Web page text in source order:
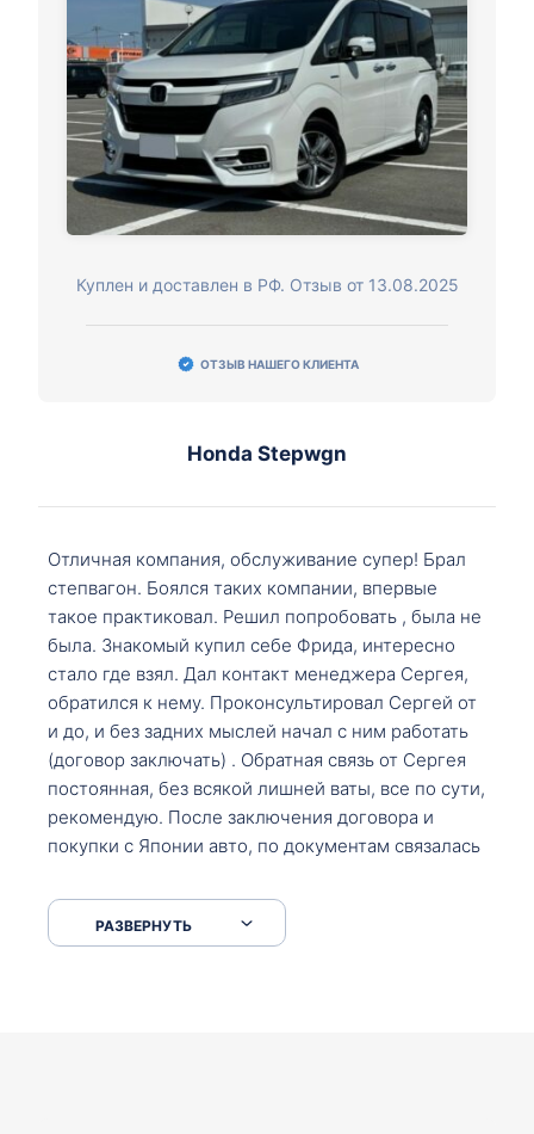
Куплен и доставлен в РФ. Отзыв от 13.08.2025
ОТЗЫВ НАШЕГО КЛИЕНТА
Honda Stepwgn
Отличная компания, обслуживание супер! Брал
степвагон. Боялся таких компании, впервые
такое практиковал. Решил попробовать , была не
была. Знакомый купил себе Фрида, интересно
стало где взял. Дал контакт менеджера Сергея,
обратился к нему. Проконсультировал Сергей от
и до, и без задних мыслей начал с ним работать
(договор заключать) . Обратная связь от Сергея
постоянная, без всякой лишней ваты, все по сути,
рекомендую. После заключения договора и
покупки с Японии авто, по документам связалась
что заполнить, куда зайти, образцы и т.д. После
приехал за авто. Меня тепло встретили Сергей с
РАЗВЕРНУТЬ